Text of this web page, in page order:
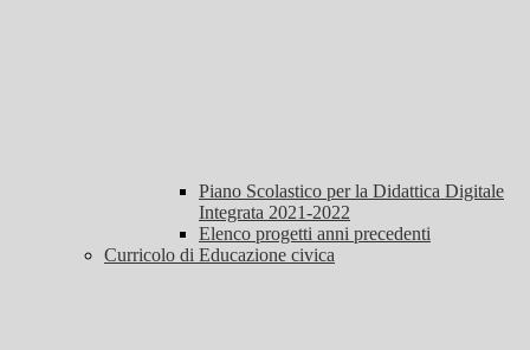
Piano Scolastico per la Didattica Digitale
Integrata 2021-2022
Elenco progetti anni precedenti
Curricolo di Educazione civica